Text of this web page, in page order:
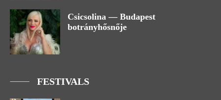
Csicsolina — Budapest
botrányhősnője
FESTIVALS